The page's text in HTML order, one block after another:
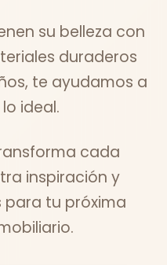
su belleza con
duraderos
te ayudamos a
ideal.
cada
inspiración y
tu próxima